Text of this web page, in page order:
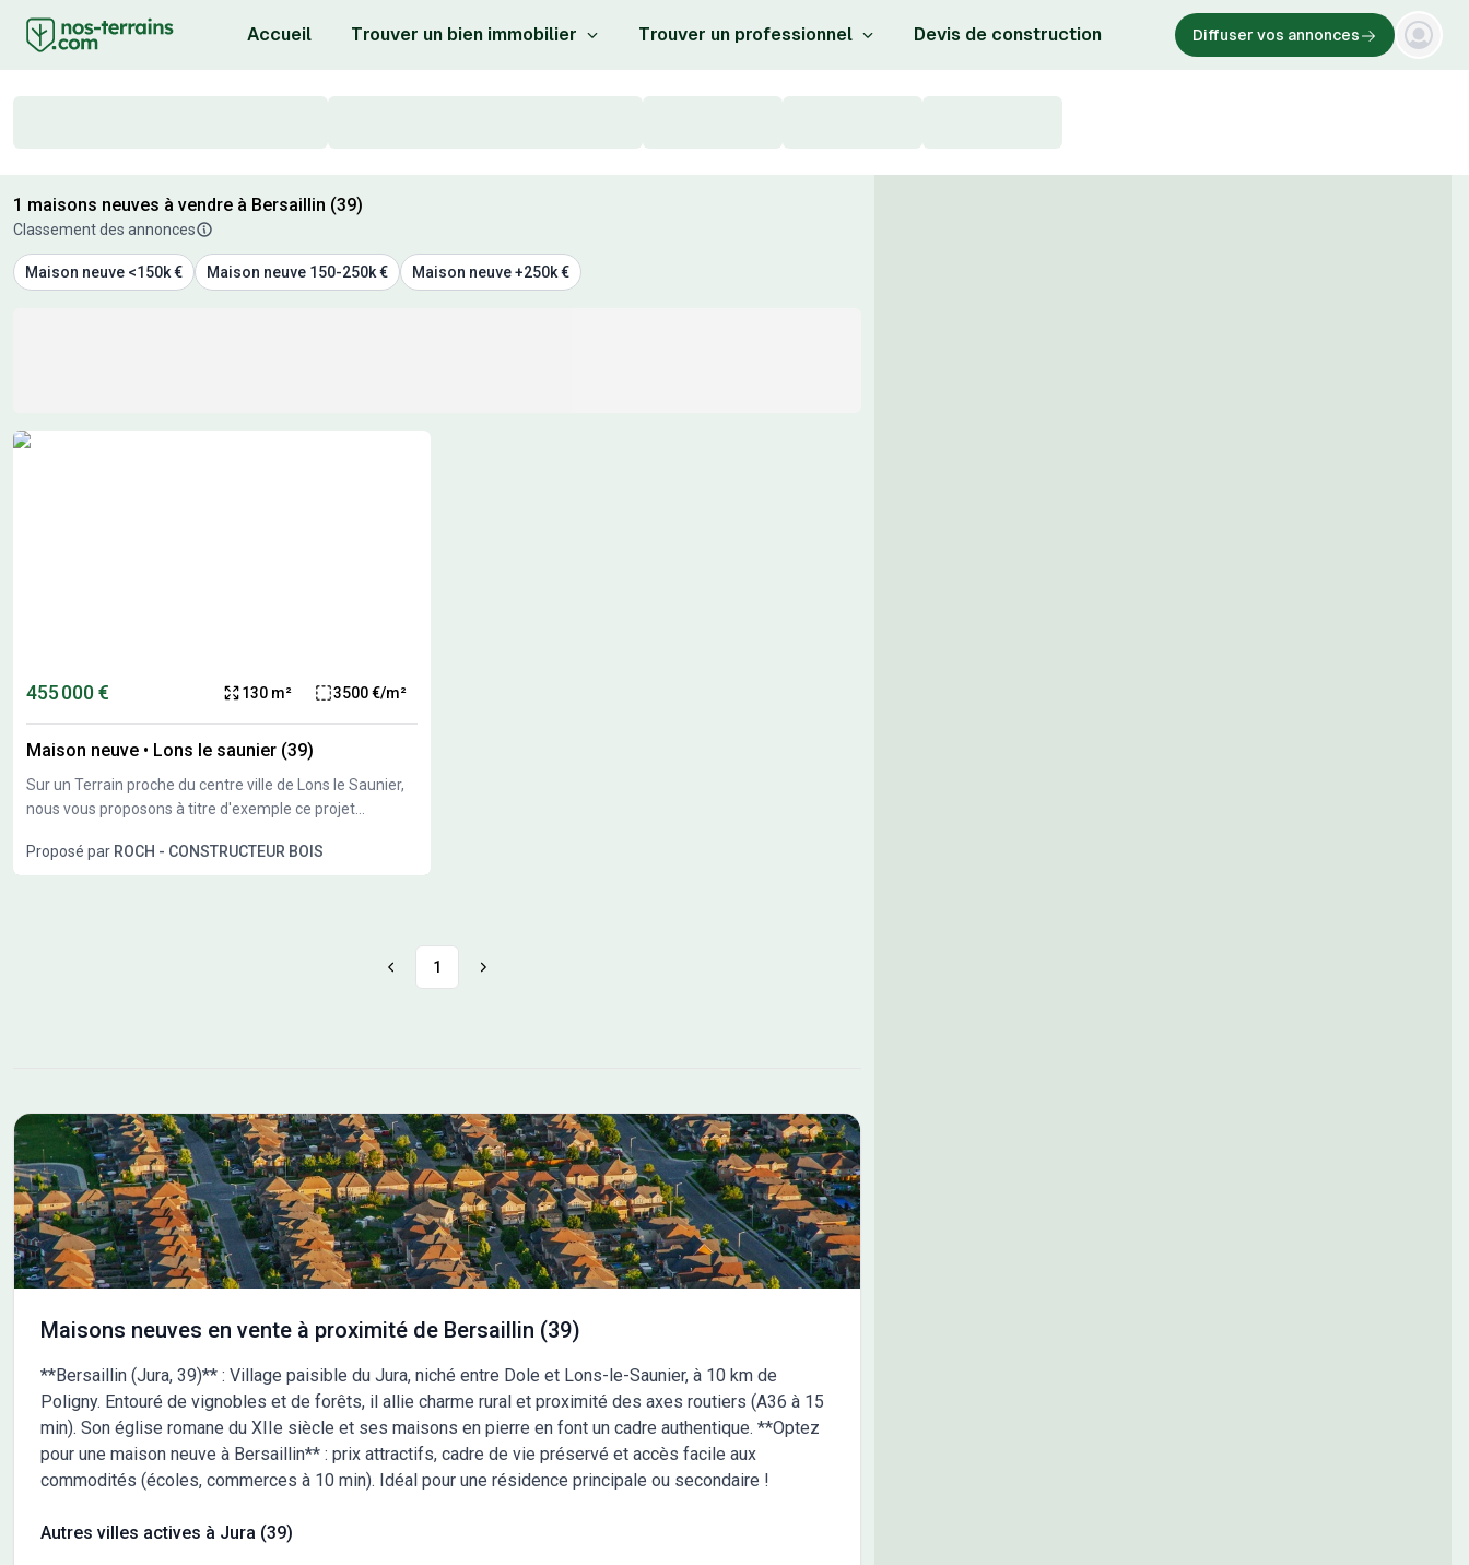
Accueil Trouver un bien immobilier Trouver un professionnel Devis de construction Diffuser vos annonces
1 maisons neuves à vendre à Bersaillin (39)
Classement des annonces
Maison neuve <150k € Maison neuve 150-250k € Maison neuve +250k €
Résultats de recherche
455 000 € 130 m² 3500 €/m²
Maison neuve • Lons le saunier (39)
Sur un Terrain proche du centre ville de Lons le Saunier,
nous vous proposons à titre d'exemple ce projet
Proposé par ROCH - CONSTRUCTEUR BOIS
1
Maisons neuves en vente à proximité de Bersaillin (39)
**Bersaillin (Jura, 39)** : Village paisible du Jura, niché entre Dole et Lons-le-Saunier, à 10 km de
Poligny. Entouré de vignobles et de forêts, il allie charme rural et proximité des axes routiers (A36 à 15
min). Son église romane du XIIe siècle et ses maisons en pierre en font un cadre authentique. **Optez
pour une maison neuve à Bersaillin** : prix attractifs, cadre de vie préservé et accès facile aux
commodités (écoles, commerces à 10 min). Idéal pour une résidence principale ou secondaire !
Autres villes actives à Jura (39)